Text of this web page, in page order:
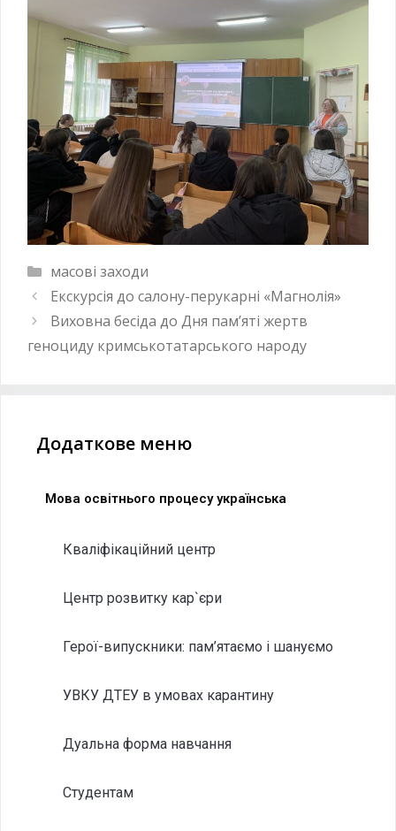
масові заходи
Екскурсія до салону-перукарні «Магнолія»
Виховна бесіда до Дня пам’яті жертв
геноциду кримськотатарського народу
Додаткове меню
Мова освітнього процесу українська
Кваліфікаційний центр
Центр розвитку кар`єри
Герої-випускники: пам’ятаємо і шануємо
УВКУ ДТЕУ в умовах карантину
Дуальна форма навчання
Студентам